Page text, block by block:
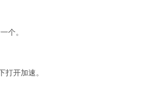
个。
打开加速。